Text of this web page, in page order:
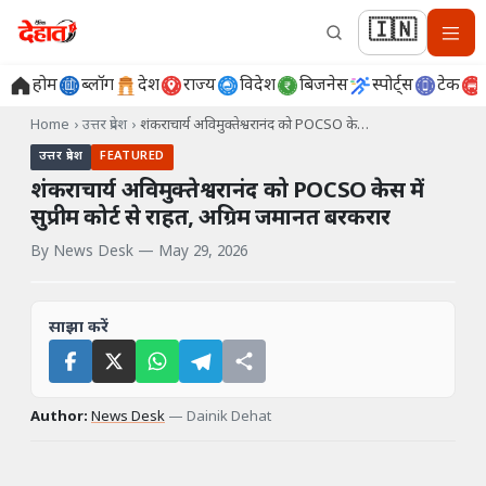
🇮🇳
होम ब्लॉग देश राज्य विदेश बिजनेस स्पोर्ट्स टेक
Home › उत्तर प्रदेश › शंकराचार्य अविमुक्तेश्वरानंद को POCSO के…
उत्तर प्रदेश FEATURED
शंकराचार्य अविमुक्तेश्वरानंद को POCSO केस में
सुप्रीम कोर्ट से राहत, अग्रिम जमानत बरकरार
By News Desk — May 29, 2026
साझा करें
Author: News Desk — Dainik Dehat